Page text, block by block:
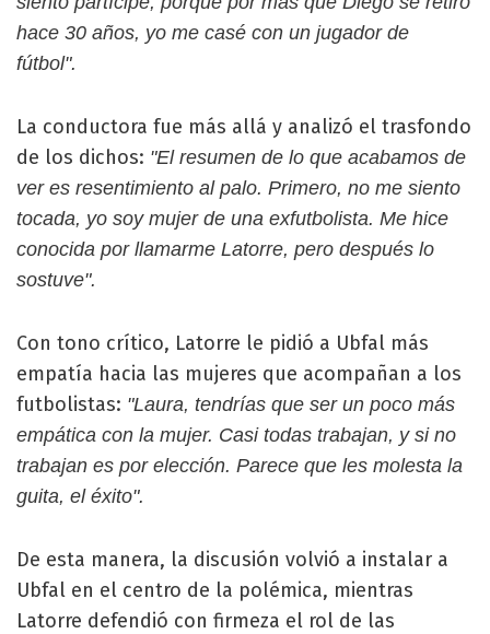
hace 30 años, yo me casé con un jugador de
fútbol".
La conductora fue más allá y analizó el trasfondo
de los dichos: "El resumen de lo que acabamos de
ver es resentimiento al palo. Primero, no me siento
tocada, yo soy mujer de una exfutbolista. Me hice
conocida por llamarme Latorre, pero después lo
sostuve".
Con tono crítico, Latorre le pidió a Ubfal más
empatía hacia las mujeres que acompañan a los
futbolistas: "Laura, tendrías que ser un poco más
empática con la mujer. Casi todas trabajan, y si no
trabajan es por elección. Parece que les molesta la
guita, el éxito".
De esta manera, la discusión volvió a instalar a
Ubfal en el centro de la polémica, mientras
Latorre defendió con firmeza el rol de las